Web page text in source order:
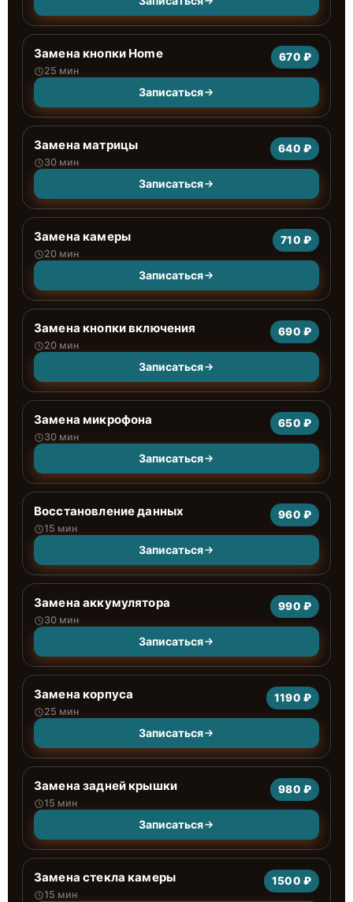
Замена кнопки Home
25 мин
670 ₽
Записаться
Замена матрицы
30 мин
640 ₽
Записаться
Замена камеры
20 мин
710 ₽
Записаться
Замена кнопки включения
20 мин
690 ₽
Записаться
Замена микрофона
30 мин
650 ₽
Записаться
Восстановление данных
15 мин
960 ₽
Записаться
Замена аккумулятора
30 мин
990 ₽
Записаться
Замена корпуса
25 мин
1190 ₽
Записаться
Замена задней крышки
15 мин
980 ₽
Записаться
Замена стекла камеры
15 мин
1500 ₽